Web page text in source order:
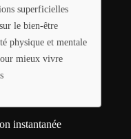
superficielles
le bien-être
physique et mentale
mieux vivre
instantanée